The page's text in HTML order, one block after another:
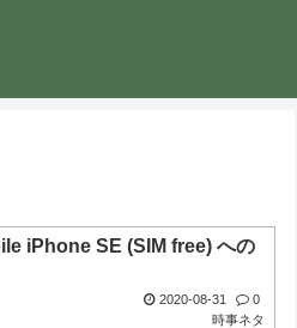
iPhone SE (SIM free) への
2020-08-31
0
時事ネタ